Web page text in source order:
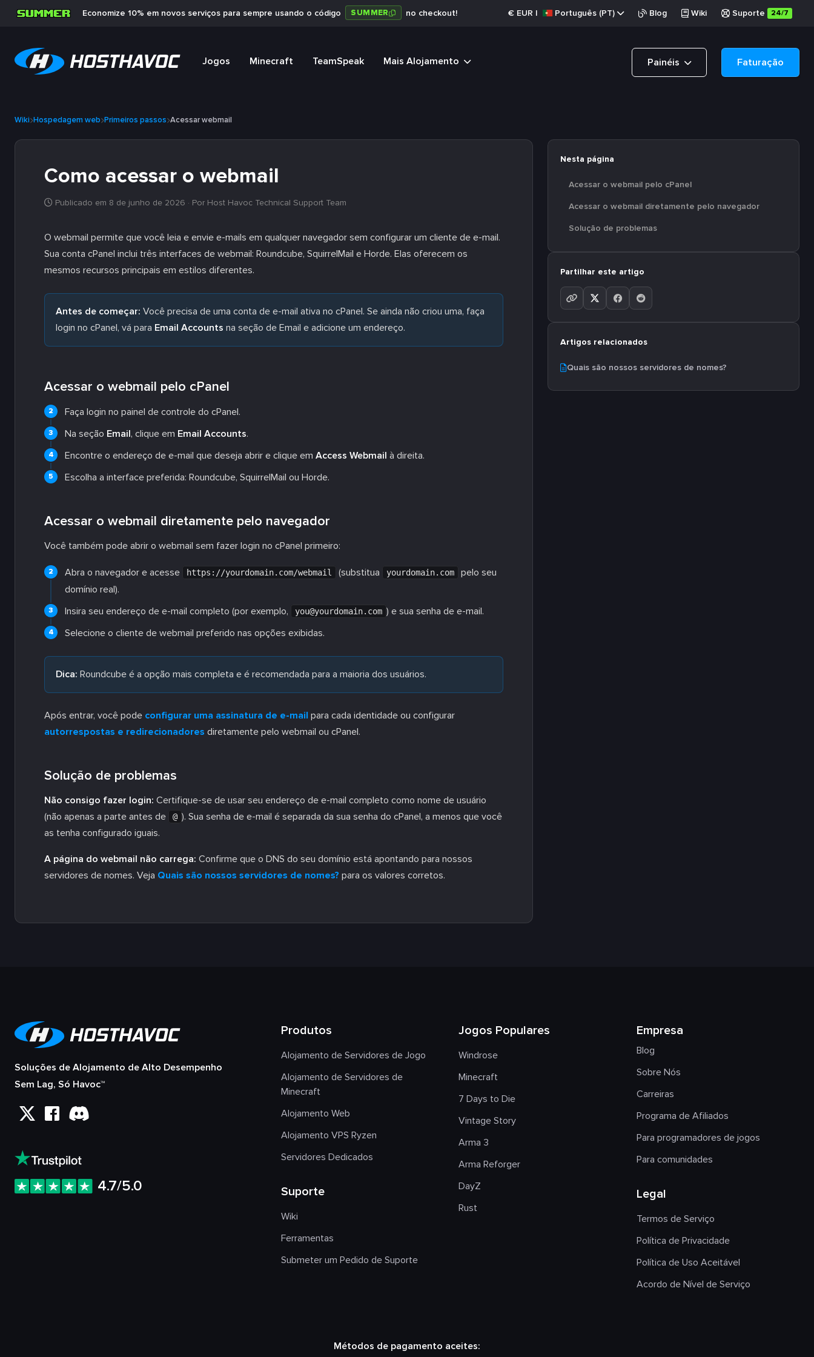
Economize 10% em novos serviços para sempre usando o código SUMMER no checkout! € EUR | Português (PT) Blog Wiki Suporte 24/7
Jogos Minecraft TeamSpeak Mais Alojamento Painéis Faturação
Wiki Hospedagem web Primeiros passos Acessar webmail
Como acessar o webmail
Publicado em 8 de junho de 2026 · Por Host Havoc Technical Support Team
O webmail permite que você leia e envie e-mails em qualquer navegador sem configurar um cliente de e-mail.
Sua conta cPanel inclui três interfaces de webmail: Roundcube, SquirrelMail e Horde. Elas oferecem os
mesmos recursos principais em estilos diferentes.
Antes de começar: Você precisa de uma conta de e-mail ativa no cPanel. Se ainda não criou uma, faça
login no cPanel, vá para Email Accounts na seção de Email e adicione um endereço.
Acessar o webmail pelo cPanel
Faça login no painel de controle do cPanel.
Na seção Email, clique em Email Accounts.
Encontre o endereço de e-mail que deseja abrir e clique em Access Webmail à direita.
Escolha a interface preferida: Roundcube, SquirrelMail ou Horde.
Acessar o webmail diretamente pelo navegador
Você também pode abrir o webmail sem fazer login no cPanel primeiro:
Abra o navegador e acesse https://yourdomain.com/webmail (substitua yourdomain.com
pelo seu
domínio real).
Insira seu endereço de e-mail completo (por exemplo,
you@yourdomain.com ) e sua senha de e-mail.
Selecione o cliente de webmail preferido nas opções exibidas.
Dica: Roundcube é a opção mais completa e é recomendada para a maioria dos usuários.
Após entrar, você pode configurar uma assinatura de e-mail para cada identidade ou configurar
autorrespostas e redirecionadores diretamente pelo webmail ou cPanel.
Solução de problemas
Não consigo fazer login: Certifique-se de usar seu endereço de e-mail completo como nome de usuário
(não apenas a parte antes de
@ ). Sua senha de e-mail é separada da sua senha do cPanel, a menos que você
as tenha configurado iguais.
A página do webmail não carrega: Confirme que o DNS do seu domínio está apontando para nossos
servidores de nomes. Veja Quais são nossos servidores de nomes? para os valores corretos.
Nesta página
Acessar o webmail pelo cPanel
Acessar o webmail diretamente pelo navegador
Solução de problemas
Partilhar este artigo
Artigos relacionados
Quais são nossos servidores de nomes?
Soluções de Alojamento de Alto Desempenho
Sem Lag, Só Havoc™
4.7/5.0
Produtos
Alojamento de Servidores de Jogo
Alojamento de Servidores de
Minecraft
Alojamento Web
Alojamento VPS Ryzen
Servidores Dedicados
Suporte
Wiki
Ferramentas
Submeter um Pedido de Suporte
Jogos Populares
Windrose
Minecraft
7 Days to Die
Vintage Story
Arma 3
Arma Reforger
DayZ
Rust
Empresa
Blog
Sobre Nós
Carreiras
Programa de Afiliados
Para programadores de jogos
Para comunidades
Legal
Termos de Serviço
Política de Privacidade
Política de Uso Aceitável
Acordo de Nível de Serviço
Métodos de pagamento aceites: